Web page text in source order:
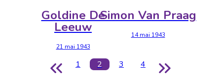
Goldine De
Leeuw
21 mai 1943
Simon Van Praag
14 mai 1943
1 2 3 4